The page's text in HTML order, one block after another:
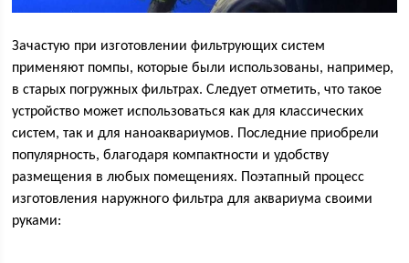
Зачастую при изготовлении фильтрующих систем
применяют помпы, которые были использованы, например,
в старых погружных фильтрах. Следует отметить, что такое
устройство может использоваться как для классических
систем, так и для наноаквариумов. Последние приобрели
популярность, благодаря компактности и удобству
размещения в любых помещениях. Поэтапный процесс
изготовления наружного фильтра для аквариума своими
руками: